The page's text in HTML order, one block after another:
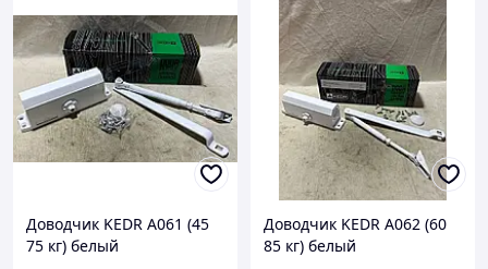
Доводчик KEDR A061 (45
75 кг) белый
Доводчик KEDR A062 (60
85 кг) белый